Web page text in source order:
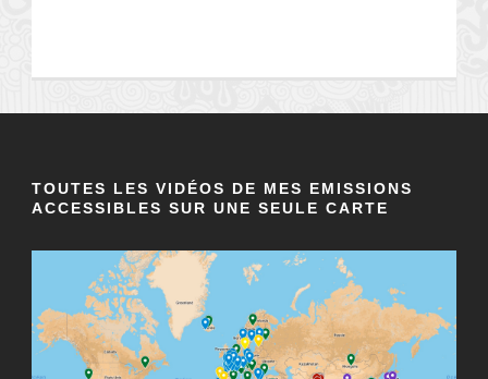
TOUTES LES VIDÉOS DE MES EMISSIONS
ACCESSIBLES SUR UNE SEULE CARTE